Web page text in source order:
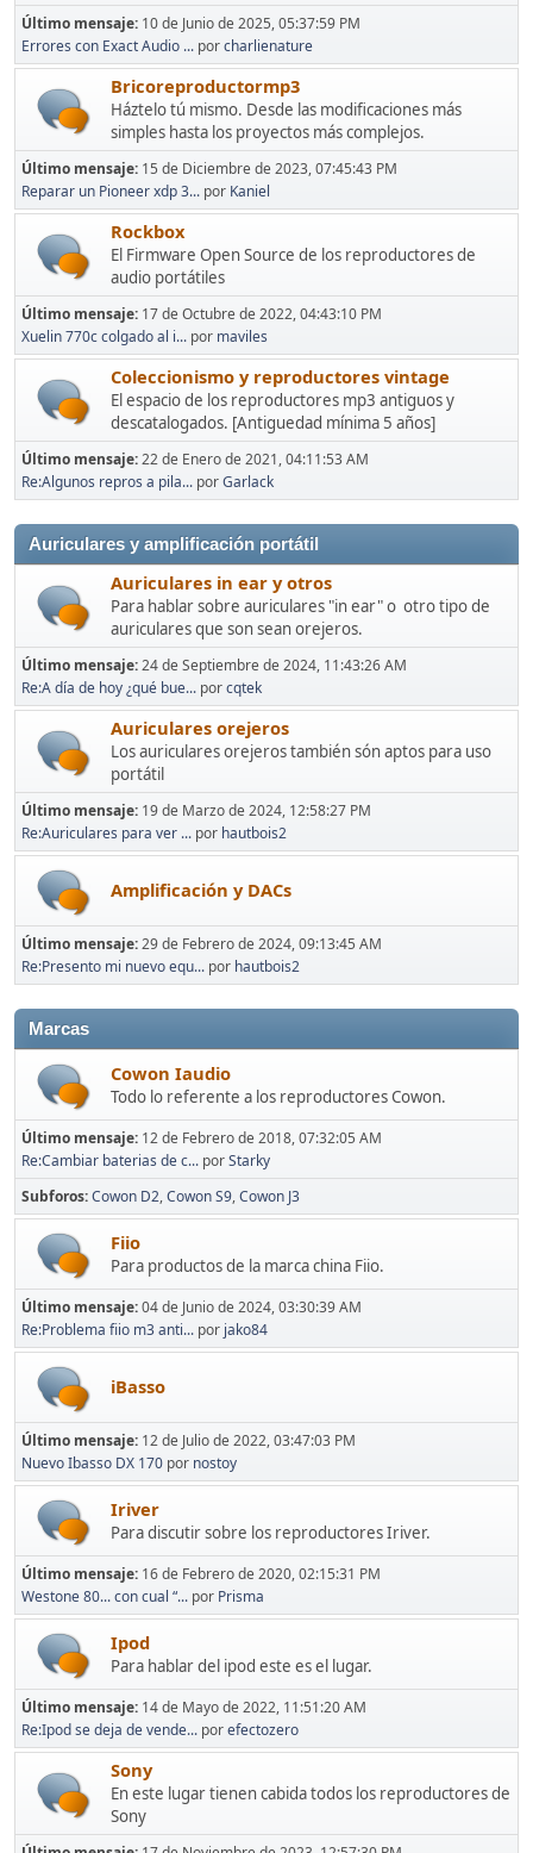
Último mensaje: 10 de Junio de 2025, 05:37:59 PM
Errores con Exact Audio ... porcharlienature
Bricoreproductormp3
Háztelo tú mismo. Desde las modificaciones más
simples hasta los proyectos más complejos.
Último mensaje: 15 de Diciembre de 2023, 07:45:43 PM
Reparar un Pioneer xdp 3... por Kaniel
Rockbox
El Firmware Open Source de los reproductores de
audio portátiles
Último mensaje: 17 de Octubre de 2022, 04:43:10 PM
Xuelin 770c colgado al i... por maviles
Coleccionismo y reproductores vintage
El espacio de los reproductores mp3 antiguos y
descatalogados. [Antiguedad mínima 5 años]
Último mensaje:22 de Enero de 2021, 04:11:53 AM
Re:Algunos repros a pila... porGarlack
Auriculares y amplificación portátil
Auriculares in ear y otros
Para hablar sobre auriculares "in ear" o otro tipo de
auriculares que son sean orejeros.
Último mensaje:24 de Septiembre de 2024, 11:43:26 AM
Re:A día de hoy ¿qué bue... porcqtek
Auriculares orejeros
Los auriculares orejeros también són aptos para uso
portátil
Último mensaje: 19 de Marzo de 2024, 12:58:27 PM
Re:Auriculares para ver ... por hautbois2
Amplificación y DACs
Último mensaje:29 de Febrero de 2024, 09:13:45 AM
Re:Presento mi nuevo equ... por hautbois2
Marcas
Cowon Iaudio
Todo lo referente a los reproductores Cowon.
Último mensaje: 12 de Febrero de 2018, 07:32:05 AM
Re:Cambiar baterias de c... porStarky
Subforos Cowon D2 Cowon S9 Cowon J3
Fiio
Para productos de la marca china Fiio.
Último mensaje:04 de Junio de 2024, 03:30:39 AM
Re:Problema fiio m3 anti... por jako84
iBasso
Último mensaje: 12 de Julio de 2022, 03:47:03 PM
Nuevo Ibasso DX 170 por nostoy
Iriver
Para discutir sobre los reproductores Iriver.
Último mensaje: 16 de Febrero de 2020, 02:15:31 PM
Westone 80... con cual “... por Prisma
Ipod
Para hablar del ipod este es el lugar.
Último mensaje: 14 de Mayo de 2022, 11:51:20 AM
Re:Ipod se deja de vende... porefectozero
Sony
En este lugar tienen cabida todos los reproductores de
Sony